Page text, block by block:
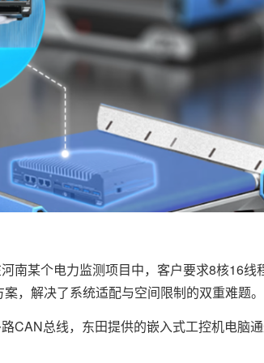
某个电力监测项目中，客户要求8核16线
，解决了系统适配与空间限制的双重难题。
CAN总线，东田提供的嵌入式工控机电脑